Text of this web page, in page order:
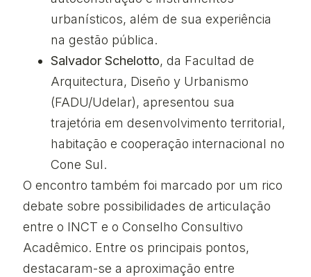
urbanísticos, além de sua experiência
na gestão pública.
Salvador Schelotto, da Facultad de
Arquitectura, Diseño y Urbanismo
(FADU/Udelar), apresentou sua
trajetória em desenvolvimento territorial,
habitação e cooperação internacional no
Cone Sul.
O encontro também foi marcado por um rico
debate sobre possibilidades de articulação
entre o INCT e o Conselho Consultivo
Acadêmico. Entre os principais pontos,
destacaram-se a aproximação entre